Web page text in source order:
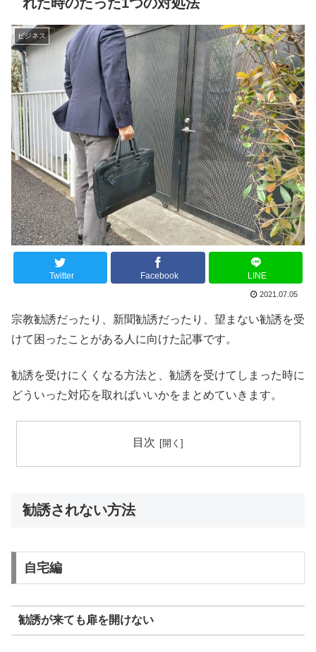
ビジネス
Twitter Facebook LINE
2021.07.05
宗教勧誘だったり、新聞勧誘だったり、望まない勧誘を受
けて困ったことがある人に向けた記事です。
勧誘を受けにくくなる方法と、勧誘を受けてしまった時に
どういった対応を取ればいいかをまとめていきます。
目次
勧誘されない方法
自宅編
勧誘が来ても扉を開けない